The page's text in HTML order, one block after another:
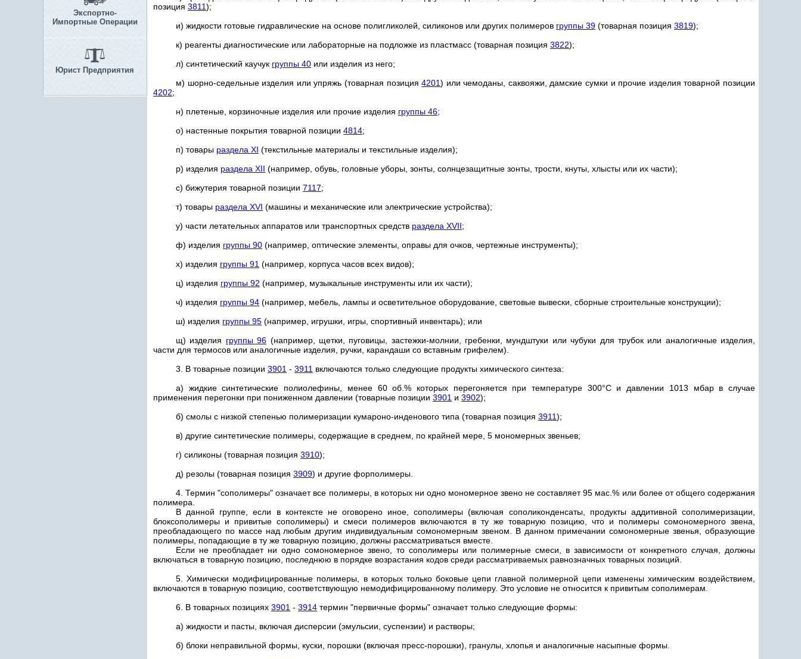
Экспортно-
Импортные Операции
Юрист Предприятия
позиция 3811);
и) жидкости готовые гидравлические на основе полигликолей, силиконов или других полимеров группы 39 (товарная позиция 3819);
к) реагенты диагностические или лабораторные на подложке из пластмасс (товарная позиция 3822);
л) синтетический каучук группы 40 или изделия из него;
м) шорно-седельные изделия или упряжь (товарная позиция4201) или чемоданы, саквояжи, дамские сумки и прочие изделия товарной позиции
4202;
н) плетеные, корзиночные изделия или прочие изделия группы 46;
о) настенные покрытия товарной позиции 4814;
п) товары раздела XI (текстильные материалы и текстильные изделия);
р) изделия раздела XII (например, обувь, головные уборы, зонты, солнцезащитные зонты, трости, кнуты, хлысты или их части);
с) бижутерия товарной позиции 7117;
т) товары раздела XVI (машины и механические или электрические устройства);
у) части летательных аппаратов или транспортных средств раздела XVII;
ф) изделия группы 90 (например, оптические элементы, оправы для очков, чертежные инструменты);
х) изделия группы 91 (например, корпуса часов всех видов);
ц) изделия группы 92 (например, музыкальные инструменты или их части);
ч) изделия группы 94 (например, мебель, лампы и осветительное оборудование, световые вывески, сборные строительные конструкции);
ш) изделия группы 95 (например, игрушки, игры, спортивный инвентарь); или
щ) изделия группы 96 (например, щетки, пуговицы, застежки-молнии, гребенки, мундштуки или чубуки для трубок или аналогичные изделия,
части для термосов или аналогичные изделия, ручки, карандаши со вставным грифелем).
3. В товарные позиции 3901 - 3911 включаются только следующие продукты химического синтеза:
а) жидкие синтетические полиолефины, менее 60 об.% которых перегоняется при температуре 300°С и давлении 1013 мбар в случае
применения перегонки при пониженном давлении (товарные позиции 3901 и 3902);
б) смолы с низкой степенью полимеризации кумароно-инденового типа (товарная позиция 3911);
в) другие синтетические полимеры, содержащие в среднем, по крайней мере, 5 мономерных звеньев;
г) силиконы (товарная позиция 3910);
д) резолы (товарная позиция 3909) и другие форполимеры.
4. Термин "сополимеры" означает все полимеры, в которых ни одно мономерное звено не составляет 95 мас.% или более от общего содержания
полимера.
В данной группе, если в контексте не оговорено иное, сополимеры (включая сополиконденсаты, продукты аддитивной сополимеризации,
блоксополимеры и привитые сополимеры) и смеси полимеров включаются в ту же товарную позицию, что и полимеры сомономерного звена,
преобладающего по массе над любым другим индивидуальным сомономерным звеном. В данном примечании сомономерные звенья, образующие
полимеры, попадающие в ту же товарную позицию, должны рассматриваться вместе.
Если не преобладает ни одно сомономерное звено, то сополимеры или полимерные смеси, в зависимости от конкретного случая, должны
включаться в товарную позицию, последнюю в порядке возрастания кодов среди рассматриваемых равнозначных товарных позиций.
5. Химически модифицированные полимеры, в которых только боковые цепи главной полимерной цепи изменены химическим воздействием,
включаются в товарную позицию, соответствующую немодифицированному полимеру. Это условие не относится к привитым сополимерам.
6. В товарных позициях 3901 - 3914 термин "первичные формы" означает только следующие формы:
а) жидкости и пасты, включая дисперсии (эмульсии, суспензии) и растворы;
б) блоки неправильной формы, куски, порошки (включая пресс-порошки), гранулы, хлопья и аналогичные насыпные формы.